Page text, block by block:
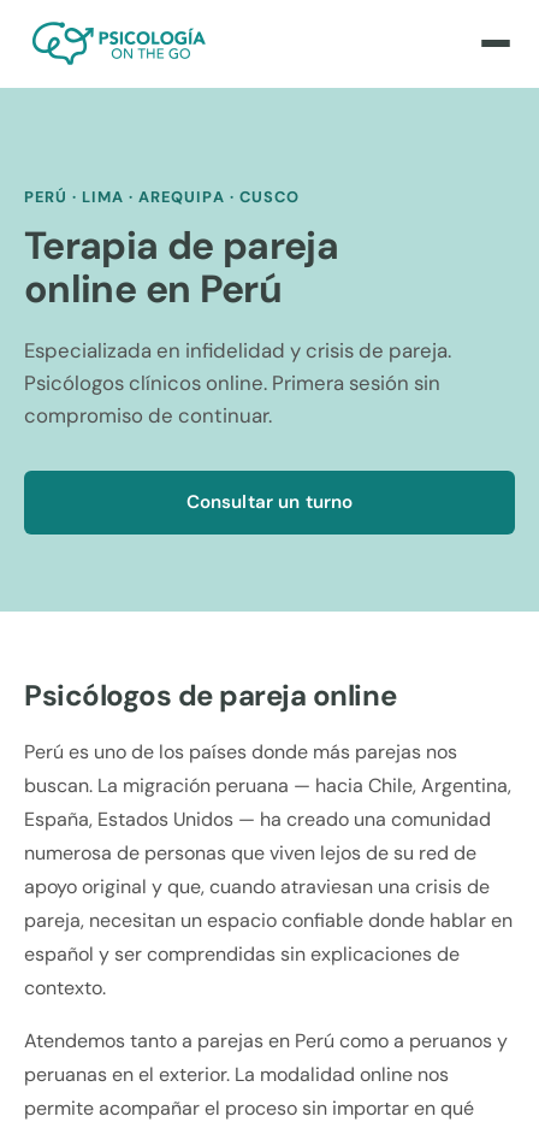
PERÚ · LIMA · AREQUIPA · CUSCO
Terapia de pareja
online en Perú
Especializada en infidelidad y crisis de pareja.
Psicólogos clínicos online. Primera sesión sin
compromiso de continuar.
Consultar un turno
Psicólogos de pareja online
Perú es uno de los países donde más parejas nos
buscan. La migración peruana — hacia Chile, Argentina,
España, Estados Unidos — ha creado una comunidad
numerosa de personas que viven lejos de su red de
apoyo original y que, cuando atraviesan una crisis de
pareja, necesitan un espacio confiable donde hablar en
español y ser comprendidas sin explicaciones de
contexto.
Atendemos tanto a parejas en Perú como a peruanos y
peruanas en el exterior. La modalidad online nos
permite acompañar el proceso sin importar en qué